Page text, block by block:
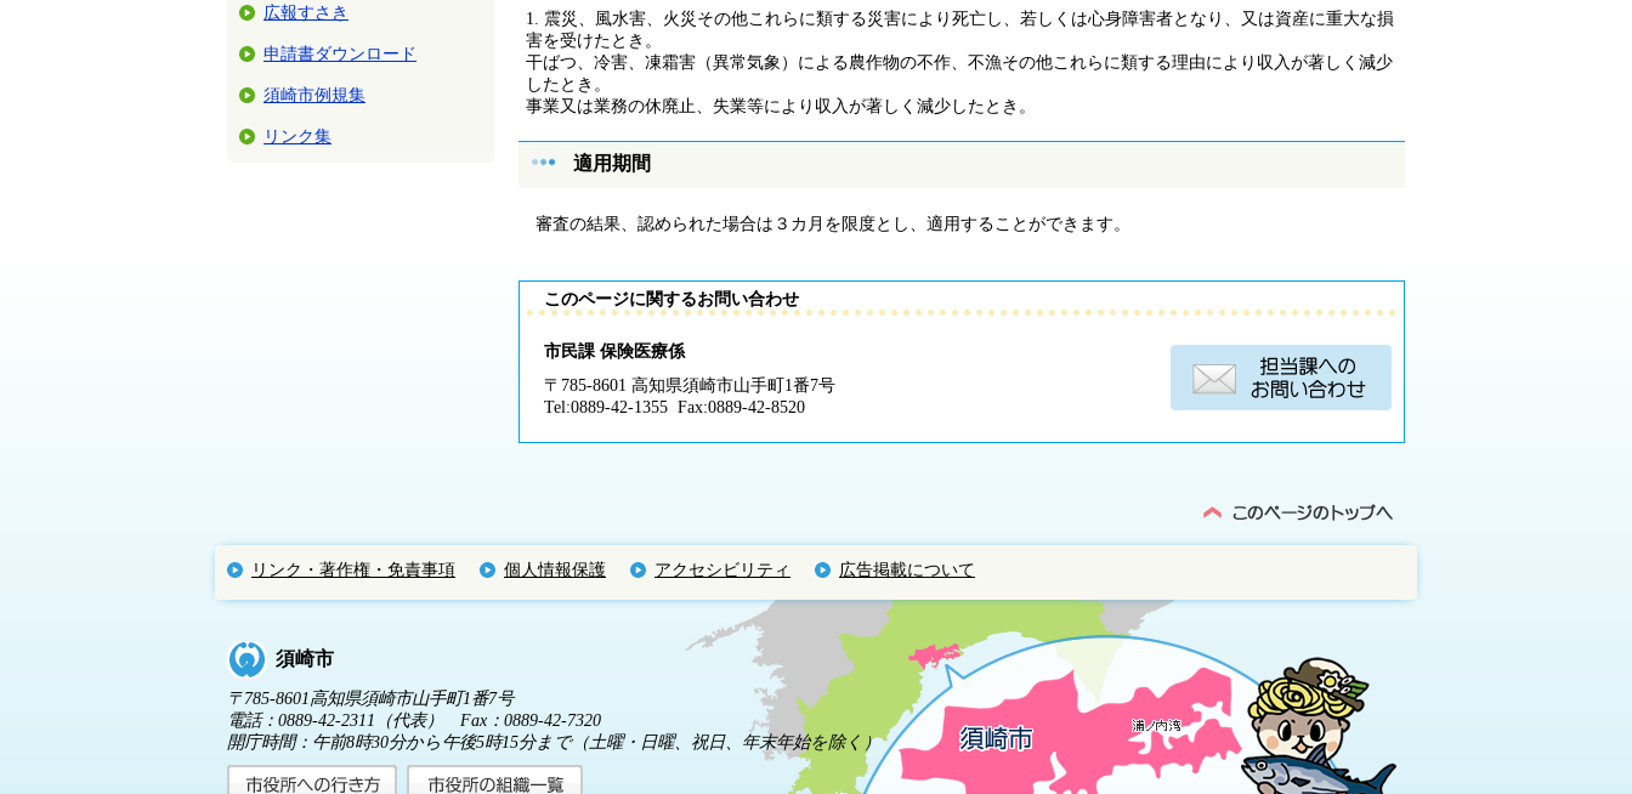
広報すさき
申請書ダウンロード
須崎市例規集
リンク集
震災、風水害、火災その他これらに類する災害により死亡し、若しくは心身障害者となり、又は資産に重大な損
害を受けたとき。
干ばつ、冷害、凍霜害（異常気象）による農作物の不作、不漁その他これらに類する理由により収入が著しく減少
したとき。
事業又は業務の休廃止、失業等により収入が著しく減少したとき。
適用期間
審査の結果、認められた場合は３カ月を限度とし、適用することができます。
このページに関するお問い合わせ
市民課 保険医療係
〒785-8601 高知県須崎市山手町1番7号
Tel:0889-42-1355 Fax:0889-42-8520
リンク・著作権・免責事項 個人情報保護 アクセシビリティ 広告掲載について
須崎市
〒785-8601高知県須崎市山手町1番7号
電話：0889-42-2311（代表） Fax：0889-42-7320
開庁時間：午前8時30分から午後5時15分まで（土曜・日曜、祝日、年末年始を除く）